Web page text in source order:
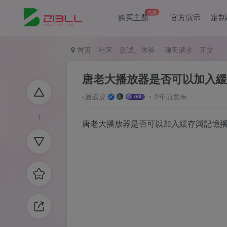
购买主题优惠 官方演示 定
1
首页 社区 测试、体验 聊天灌水 正文
唐老大播放器是否可以加入
-逍遥虎 2年前发布
唐老大播放器是否可以加入緩存與記憶